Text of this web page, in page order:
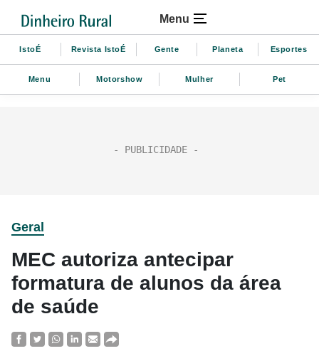
Menu
IstoÉ Revista IstoÉ Gente Planeta Esportes
Menu Motorshow Mulher Pet
Geral
MEC autoriza antecipar
formatura de alunos da área
de saúde